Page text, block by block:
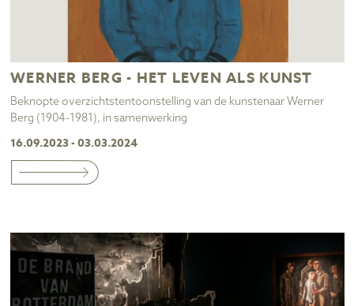
WERNER BERG - HET LEVEN ALS KUNST
Beknopte overzichtstentoonstelling van de kunstenaar Werner
Berg (1904-1981), in samenwerking
16.09.2023 - 03.03.2024